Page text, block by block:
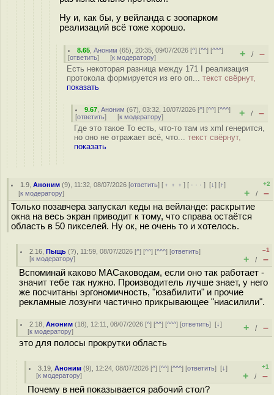
Ну и, как бы, у вейланда с зоопарком
реализаций всё тоже хорошо.
8.65 ,Аноним (65), 20:35, 09/07/2026 [^] [^^] [^^^]
[ответить] [к модератору] + / –
Есть некоторая разница между 171 I реализация
протокола формируется из его оп... текст свёрнут,
показать
9.67 ,Аноним (67), 03:32, 10/07/2026 [^] [^^] [^^^]
[ответить] [к модератору] + / –
Где это такое То есть, что-то там из xml генерится,
но оно не отражает всё, что... текст свёрнут,
показать
1.9 ,Аноним (9), 11:32, 08/07/2026 [ответить] [ ﹢﹢﹢] [ · · ·][↓] [↑]
[к модератору]
+2
+ / –
Только позавчера запускал кеды на вейланде: раскрытие
окна на весь экран приводит к тому, что справа остаётся
область в 50 пикселей. Ну ок, не очень то и хотелось.
2.16 ,Пыщь (?), 11:59, 08/07/2026 [^] [^^] [^^^] [ответить]
[к модератору]
–1
+ / –
Вспоминай каково MACаководам, если оно так работает -
значит тебе так нужно. Производитель лучше знает, у него
же посчитаны эргономичность, "юзабилити" и прочие
рекламные лозунги частично прикрывающее "ниасилили".
2.18 ,Аноним (18), 12:11, 08/07/2026 [^] [^^] [^^^] [ответить][↓]
[к модератору] + / –
это для полосы прокрутки область
3.19 ,Аноним (9), 12:24, 08/07/2026 [^] [^^] [^^^] [ответить][↓]
[к модератору]
+1
+ / –
Почему в ней показывается рабочий стол?